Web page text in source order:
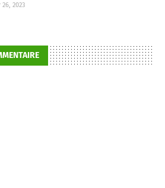
2023